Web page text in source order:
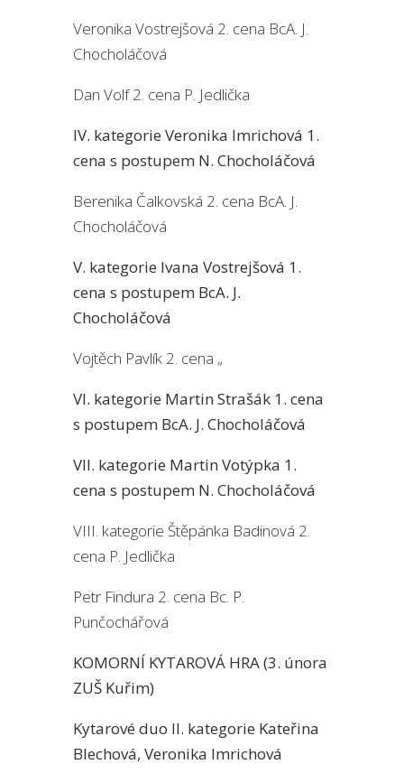
Veronika Vostrejšová 2. cena BcA. J.
Chocholáčová
Dan Volf 2. cena P. Jedlička
IV. kategorie Veronika Imrichová 1.
cena s postupem N. Chocholáčová
Berenika Čalkovská 2. cena BcA. J.
Chocholáčová
V. kategorie Ivana Vostrejšová 1.
cena s postupem BcA. J.
Chocholáčová
Vojtěch Pavlík 2. cena „
VI. kategorie Martin Strašák 1. cena
s postupem BcA. J. Chocholáčová
VII. kategorie Martin Votýpka 1.
cena s postupem N. Chocholáčová
VIII. kategorie Štěpánka Badinová 2.
cena P. Jedlička
Petr Findura 2. cena Bc. P.
Punčochářová
KOMORNÍ KYTAROVÁ HRA (3. února
ZUŠ Kuřim)
Kytarové duo II. kategorie Kateřina
Blechová, Veronika Imrichová